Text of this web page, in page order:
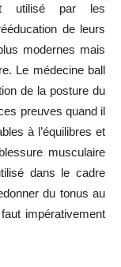
utilisé par les
de leurs
modernes mais
Le médecine ball
de la posture du
preuves quand il
à l’équilibres et
musculaire
dans le cadre
du tonus au
impérativement